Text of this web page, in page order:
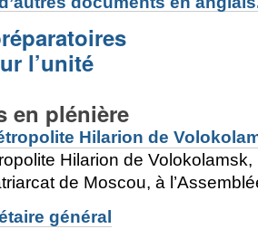
l’unité
en plénière
Hilarion de
Hilarion de
de Moscou, à
général